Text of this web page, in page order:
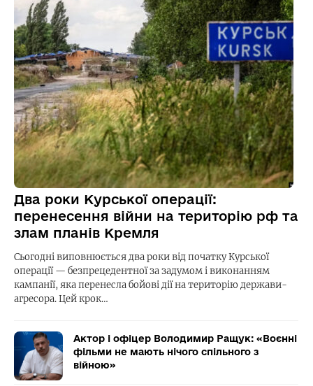
Два роки Курської операції:
перенесення війни на територію рф та
злам планів Кремля
Сьогодні виповнюється два роки від початку Курської
операції — безпрецедентної за задумом і виконанням
кампанії, яка перенесла бойові дії на територію держави-
агресора. Цей крок…
Актор і офіцер Володимир Ращук: «Воєнні
фільми не мають нічого спільного з
війною»